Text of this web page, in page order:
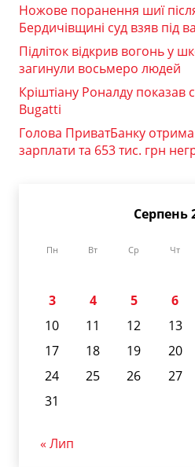
Ножове поранення шиї
Бердичівщині суд взяв під
Підліток відкрив вогонь у
загинули восьмеро людей
Кріштіану Роналду показав
Bugatti
Голова ПриватБанку
зарплати та 653 тис. грн
Серпень
Пн Вт Ср Чт
3
4 5 6
10
11 12 13
17
18 19 20
24
25 26 27
31
« Лип